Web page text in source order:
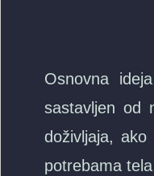
Osnovna
sastavljen od
doživljaja,
potrebama